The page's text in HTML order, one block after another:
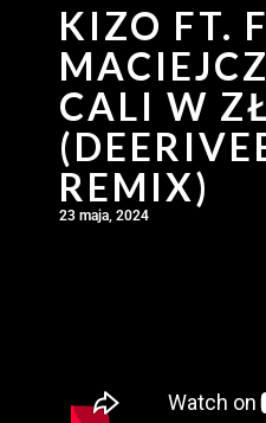
KIZO FT.
CALI W
REMIX)
23 maja, 2024